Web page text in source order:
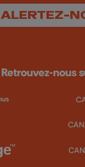
ALERTEZ-
Retrouvez-nous